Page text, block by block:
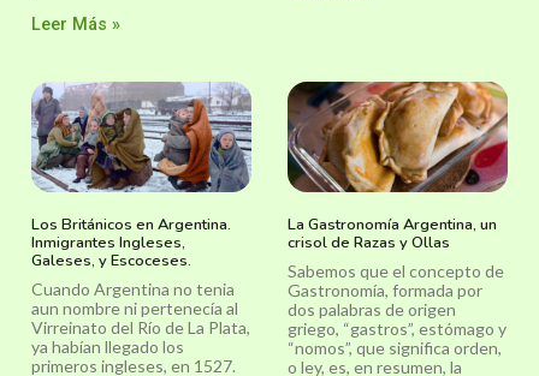
Leer Más »
Los Británicos en Argentina.
Inmigrantes Ingleses,
Galeses, y Escoceses.
Cuando Argentina no tenia
aun nombre ni pertenecía al
Virreinato del Río de La Plata,
ya habían llegado los
primeros ingleses, en 1527.
La Gastronomía Argentina, un
crisol de Razas y Ollas
Sabemos que el concepto de
Gastronomía, formada por
dos palabras de origen
griego, “gastros”, estómago y
“nomos”, que significa orden,
o ley, es, en resumen, la